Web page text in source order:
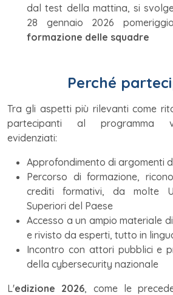
dal test della mattina, si
28 gennaio 2026
formazione delle squadre
Perché
Tra gli aspetti più rilevanti come
partecipanti al programma
evidenziati:
Approfondimento di argomenti
Percorso di formazione,
crediti formativi, da molte
Superiori del Paese
Accesso a un ampio materiale
e rivisto da esperti, tutto in
Incontro con attori pubblici e
della cybersecurity nazionale
L'edizione 2026, come le